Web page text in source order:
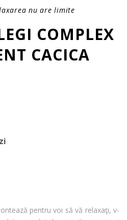
nu are limite
COMPLEX
CACICA
pentru voi să vă relaxaţi, v-